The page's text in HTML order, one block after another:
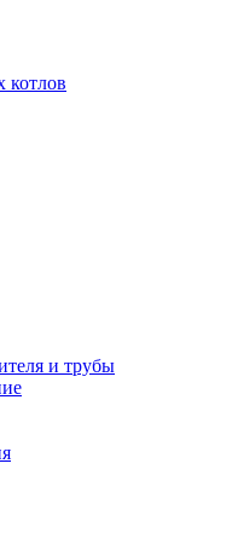
котлов
и трубы